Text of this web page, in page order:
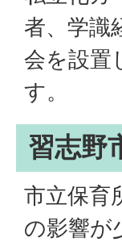
者、学識
会を設置
す。
習志野
市立保育
の影響が